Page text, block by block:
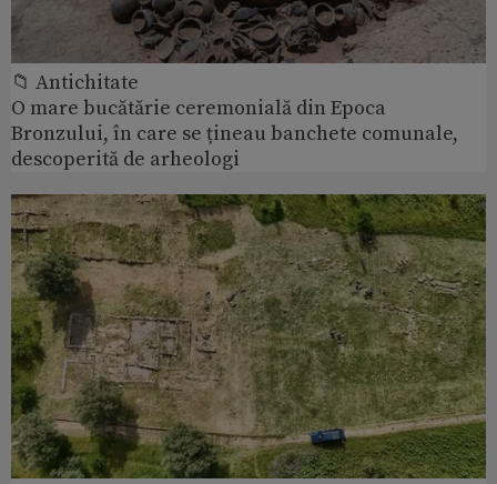
📁 Antichitate
O mare bucătărie ceremonială din Epoca
Bronzului, în care se țineau banchete comunale,
descoperită de arheologi